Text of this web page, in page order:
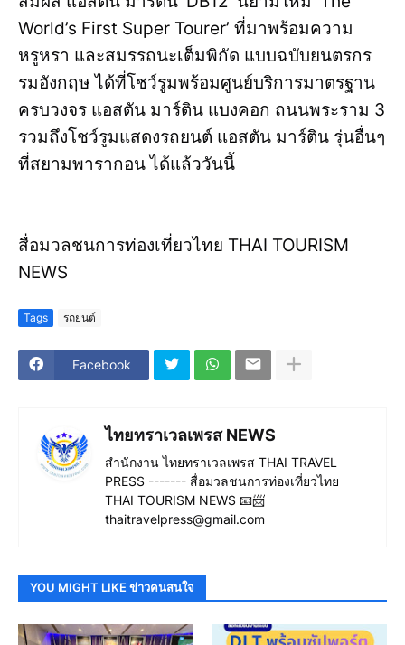
World’s First Super Tourer’ ที่มาพร้อมความ
หรูหรา และสมรรถนะเต็มพิกัด แบบฉบับยนตรกร
รมอังกฤษ ได้ที่โชว์รูมพร้อมศูนย์บริการมาตรฐาน
ครบวงจร แอสตัน มาร์ติน แบงคอก ถนนพระราม 3
รวมถึงโชว์รูมแสดงรถยนต์ แอสตัน มาร์ติน รุ่นอื่นๆ
ที่สยามพารากอน ได้แล้ววันนี้
สื่อมวลชนการท่องเที่ยวไทย THAI TOURISM
NEWS
Tags รถยนต์
Facebook
ไทยทราเวลเพรส NEWS
สำนักงาน ไทยทราเวลเพรส THAI TRAVEL
PRESS ------- สื่อมวลชนการท่องเที่ยวไทย
THAI TOURISM NEWS 📧📨
thaitravelpress@gmail.com
YOU MIGHT LIKE ข่าวคนสนใจ